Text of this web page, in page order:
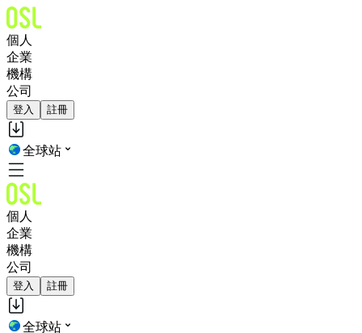
個人
企業
機構
公司
登入 註冊
全球站
個人
企業
機構
公司
登入 註冊
全球站